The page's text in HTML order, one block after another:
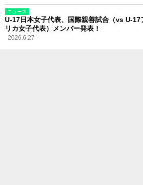
ニュース
U-17日本女子代表、国際親善試合（vs U-17
リカ女子代表）メンバー発表！
2026.6.27